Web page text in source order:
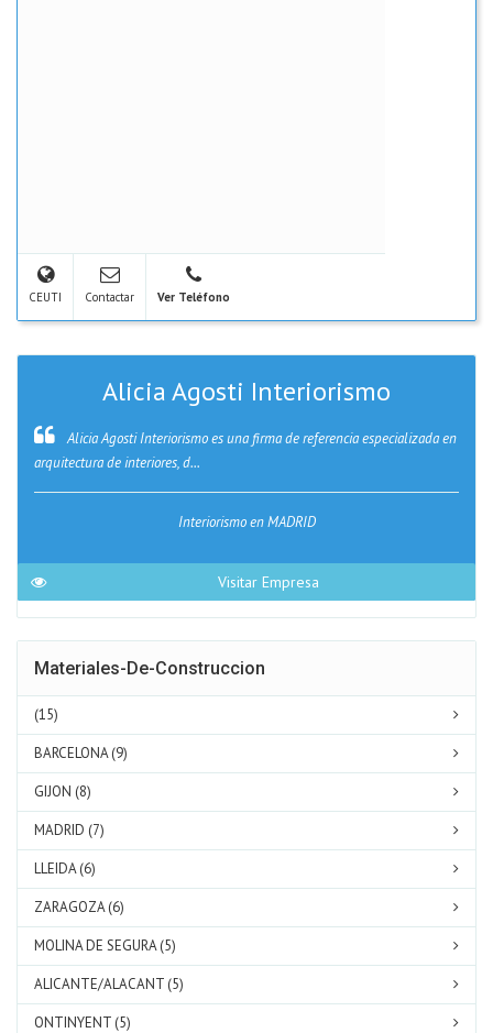
CEUTI Contactar Ver Teléfono
Alicia Agosti Interiorismo
Alicia Agosti Interiorismo es una firma de referencia especializada en
arquitectura de interiores, d...
Interiorismo en MADRID
Visitar Empresa
Materiales-De-Construccion
(15)
BARCELONA (9)
GIJON (8)
MADRID (7)
LLEIDA (6)
ZARAGOZA (6)
MOLINA DE SEGURA (5)
ALICANTE/ALACANT (5)
ONTINYENT (5)